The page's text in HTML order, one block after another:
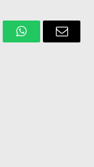
WhatsAppEmail